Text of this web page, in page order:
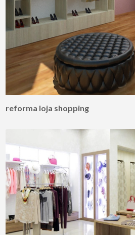
reforma loja shopping